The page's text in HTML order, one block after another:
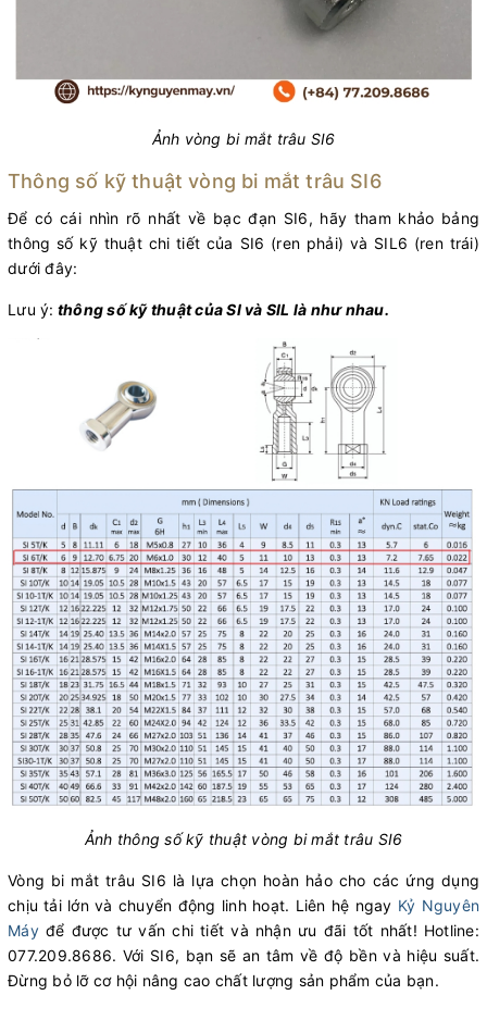
Ảnh vòng bi mắt trâu SI6
Thông số kỹ thuật vòng bi mắt trâu SI6
Để có cái nhìn rõ nhất về bạc đạn SI6, hãy tham khảo bảng
thông số kỹ thuật chi tiết của SI6 (ren phải) và SIL6 (ren trái)
dưới đây:
Lưu ý: thông số kỹ thuật của SI và SIL là như nhau.
Ảnh thông số kỹ thuật vòng bi mắt trâu SI6
Vòng bi mắt trâu SI6 là lựa chọn hoàn hảo cho các ứng dụng
chịu tải lớn và chuyển động linh hoạt. Liên hệ ngay Kỷ Nguyên
Máyđể được tư vấn chi tiết và nhận ưu đãi tốt nhất! Hotline:
077.209.8686. Với SI6, bạn sẽ an tâm về độ bền và hiệu suất.
Đừng bỏ lỡ cơ hội nâng cao chất lượng sản phẩm của bạn.